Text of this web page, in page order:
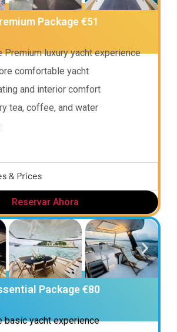
Package €51
Premium luxury yacht experience
comfortable yacht
and interior comfort
tea, coffee, and water
& Prices
Reservar Ahora
Package €80
basic yacht experience